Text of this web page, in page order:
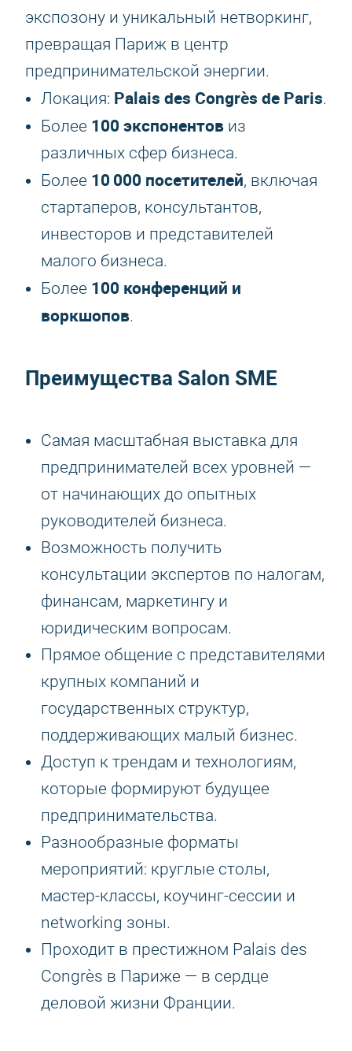
экспозону и уникальный нетворкинг,
превращая Париж в центр
предпринимательской энергии.
Локация: Palais des Congrès de Paris.
Более 100 экспонентов из
различных сфер бизнеса.
Более 10 000 посетителей, включая
стартаперов, консультантов,
инвесторов и представителей
малого бизнеса.
Более 100 конференций и
воркшопов.
Преимущества Salon SME
Самая масштабная выставка для
предпринимателей всех уровней —
от начинающих до опытных
руководителей бизнеса.
Возможность получить
консультации экспертов по налогам,
финансам, маркетингу и
юридическим вопросам.
Прямое общение с представителями
крупных компаний и
государственных структур,
поддерживающих малый бизнес.
Доступ к трендам и технологиям,
которые формируют будущее
предпринимательства.
Разнообразные форматы
мероприятий: круглые столы,
мастер-классы, коучинг-сессии и
networking зоны.
Проходит в престижном Palais des
Congrès в Париже — в сердце
деловой жизни Франции.